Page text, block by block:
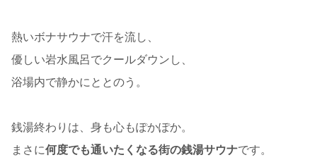
熱いボナサウナで汗を流し、
優しい岩水風呂でクールダウンし、
浴場内で静かにととのう。
銭湯終わりは、身も心もぽかぽか。
まさに何度でも通いたくなる街の銭湯サウナです。